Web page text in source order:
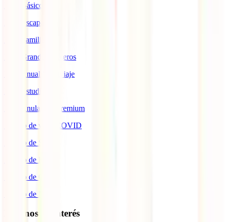
IATI Básico
IATI Escapadas
IATI Familia
IATI Grandes Viajeros
IATI Anual Multiviaje
IATI Estudios
IATI Anulación Premium
Seguro de viaje COVID
Seguro de Salud
Seguro de Hogar
Seguro de Coche
Seguro de Moto
Destinos de interés